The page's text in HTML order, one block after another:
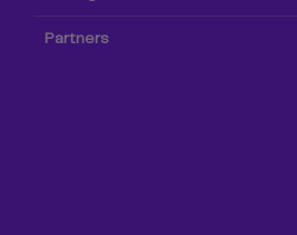
Partners